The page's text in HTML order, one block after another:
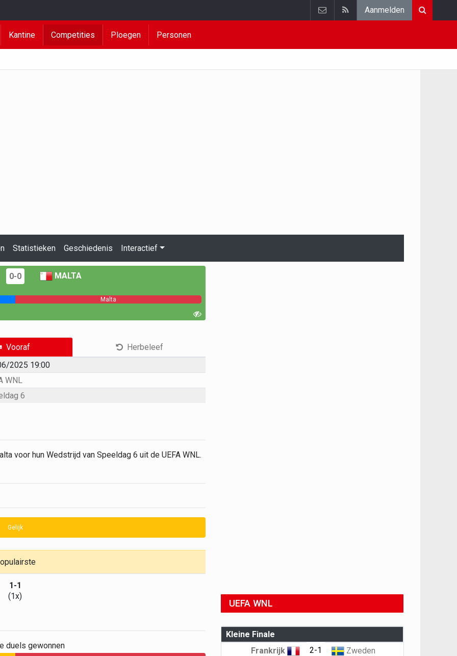
Aanmelden
Kantine Competities Ploegen Personen
Statistieken Geschiedenis Interactief
0-0 MALTA
Malta
Vooraf
Herbeleef
2025 19:00
WNL
6
voor hun Wedstrijd van Speeldag 6 uit de UEFA WNL.
Gelijk
1-1
(1x)
duels gewonnen
UEFA WNL
Kleine Finale
Frankrijk
2-1
Zweden